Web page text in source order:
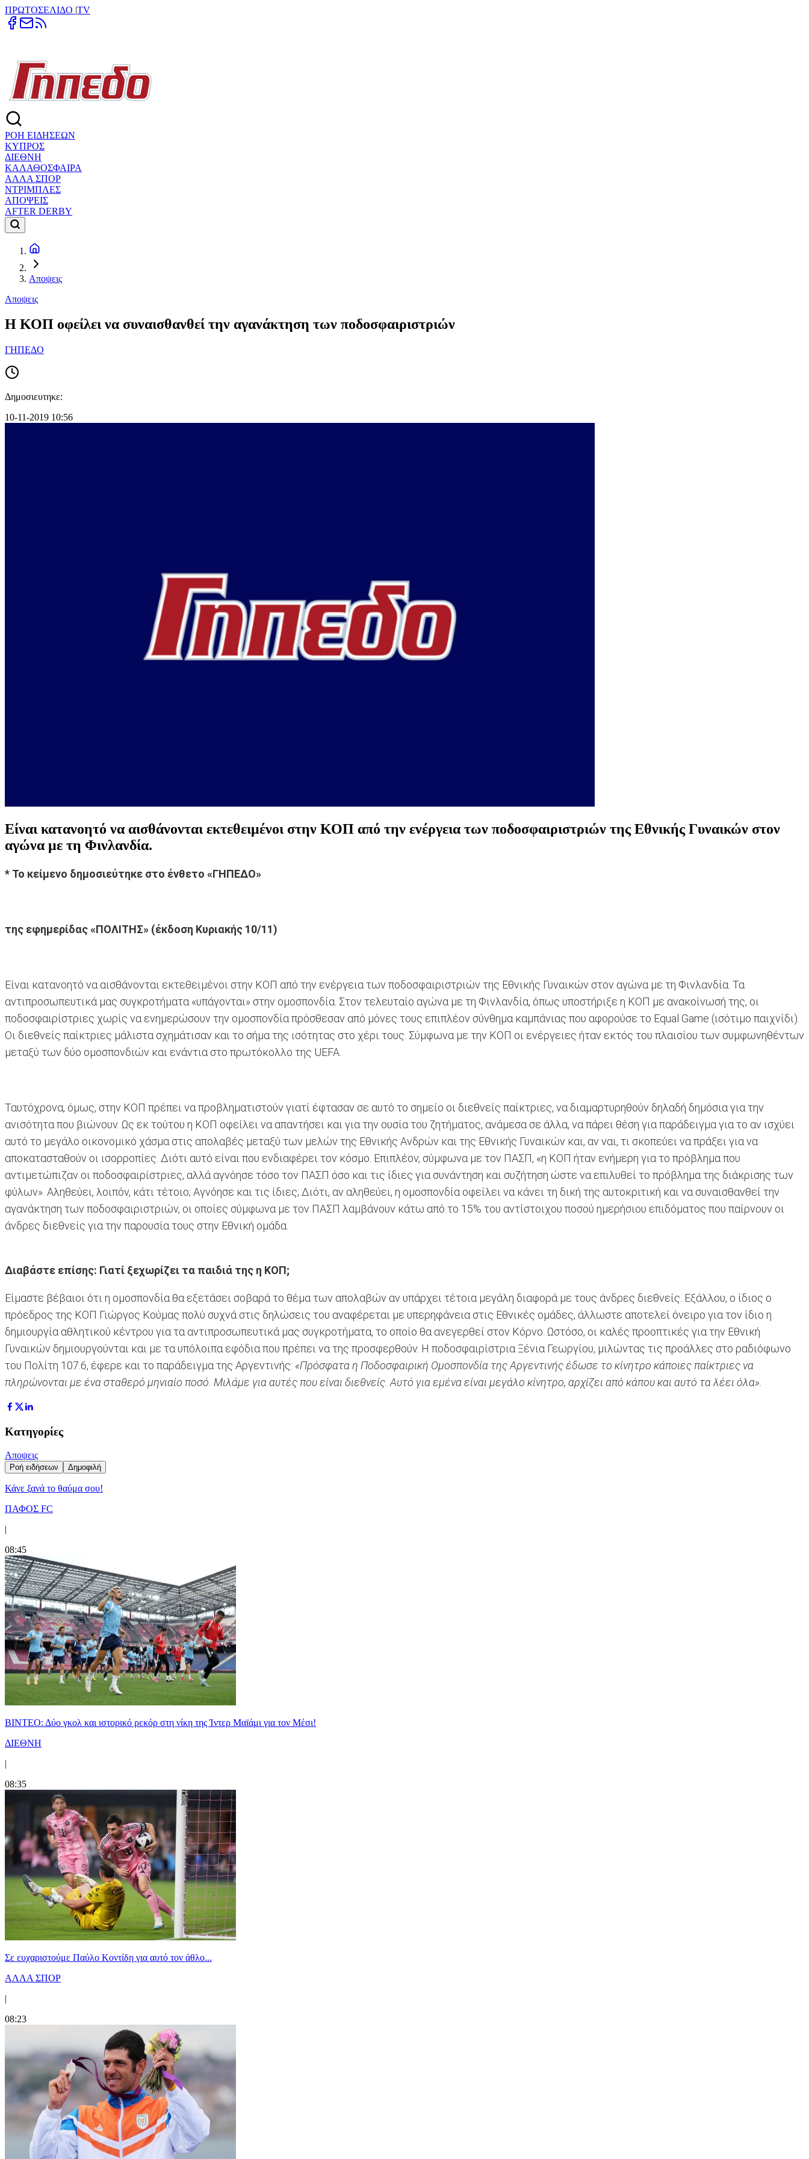
ΠΡΩΤΟΣΕΛΙΔΟ |TV
ΡΟΗ ΕΙΔΗΣΕΩΝ
ΚΥΠΡΟΣ
ΔΙΕΘΝΗ
ΚΑΛΑΘΟΣΦΑΙΡΑ
ΑΛΛΑ ΣΠΟΡ
ΝΤΡΙΜΠΛΕΣ
ΑΠΟΨΕΙΣ
AFTER DERBY
Αποψεις
Αποψεις
Η ΚΟΠ οφείλει να συναισθανθεί την αγανάκτηση των ποδοσφαιριστριών
ΓΗΠΕΔΟ
Δημοσιευτηκε:
10-11-2019 10:56
Είναι κατανοητό να αισθάνονται εκτεθειμένοι στην ΚΟΠ από την ενέργεια των ποδοσφαιριστριών της Εθνικής Γυναικών στον
αγώνα με τη Φινλανδία.
* Το κείμενο δημοσιεύτηκε στο ένθετο «ΓΗΠΕΔΟ»
της εφημερίδας «ΠΟΛΙΤΗΣ» (έκδοση Κυριακής 10/11)
Είναι κατανοητό να αισθάνονται εκτεθειμένοι στην ΚΟΠ από την ενέργεια των ποδοσφαιριστριών της Εθνικής Γυναικών στον αγώνα με τη Φινλανδία. Τα
αντιπροσωπευτικά μας συγκροτήματα «υπάγονται» στην ομοσπονδία. Στον τελευταίο αγώνα με τη Φινλανδία, όπως υποστήριξε η ΚΟΠ με ανακοίνωσή της, οι
ποδοσφαιρίστριες χωρίς να ενημερώσουν την ομοσπονδία πρόσθεσαν από μόνες τους επιπλέον σύνθημα καμπάνιας που αφορούσε το Equal Game (ισότιμο παιχνίδι).
Οι διεθνείς παίκτριες μάλιστα σχημάτισαν και το σήμα της ισότητας στο χέρι τους. Σύμφωνα με την ΚΟΠ οι ενέργειες ήταν εκτός του πλαισίου των συμφωνηθέντων
μεταξύ των δύο ομοσπονδιών και ενάντια στο πρωτόκολλο της UEFA.
Ταυτόχρονα, όμως, στην ΚΟΠ πρέπει να προβληματιστούν γιατί έφτασαν σε αυτό το σημείο οι διεθνείς παίκτριες, να διαμαρτυρηθούν δηλαδή δημόσια για την
ανισότητα που βιώνουν. Ως εκ τούτου η ΚΟΠ οφείλει να απαντήσει και για την ουσία του ζητήματος, ανάμεσα σε άλλα, να πάρει θέση για παράδειγμα για το αν ισχύει
αυτό το μεγάλο οικονομικό χάσμα στις απολαβές μεταξύ των μελών της Εθνικής Ανδρών και της Εθνικής Γυναικών και, αν ναι, τι σκοπεύει να πράξει για να
αποκατασταθούν οι ισορροπίες. Διότι αυτό είναι που ενδιαφέρει τον κόσμο. Επιπλέον, σύμφωνα με τον ΠΑΣΠ, «η ΚΟΠ ήταν ενήμερη για το πρόβλημα που
αντιμετώπιζαν οι ποδοσφαιρίστριες, αλλά αγνόησε τόσο τον ΠΑΣΠ όσο και τις ίδιες για συνάντηση και συζήτηση ώστε να επιλυθεί το πρόβλημα της διάκρισης των
φύλων». Αληθεύει, λοιπόν, κάτι τέτοιο; Αγνόησε και τις ίδιες; Διότι, αν αληθεύει, η ομοσπονδία οφείλει να κάνει τη δική της αυτοκριτική και να συναισθανθεί την
αγανάκτηση των ποδοσφαιριστριών, οι οποίες σύμφωνα με τον ΠΑΣΠ λαμβάνουν κάτω από το 15% του αντίστοιχου ποσού ημερήσιου επιδόματος που παίρνουν οι
άνδρες διεθνείς για την παρουσία τους στην Εθνική ομάδα.
Διαβάστε επίσης: Γιατί ξεχωρίζει τα παιδιά της η ΚΟΠ;
Είμαστε βέβαιοι ότι η ομοσπονδία θα εξετάσει σοβαρά το θέμα των απολαβών αν υπάρχει τέτοια μεγάλη διαφορά με τους άνδρες διεθνείς. Εξάλλου, ο ίδιος ο
πρόεδρος της ΚΟΠ Γιώργος Κούμας πολύ συχνά στις δηλώσεις του αναφέρεται με υπερηφάνεια στις Εθνικές ομάδες, άλλωστε αποτελεί όνειρο για τον ίδιο η
δημιουργία αθλητικού κέντρου για τα αντιπροσωπευτικά μας συγκροτήματα, το οποίο θα ανεγερθεί στον Κόρνο. Ωστόσο, οι καλές προοπτικές για την Εθνική
Γυναικών δημιουργούνται και με τα υπόλοιπα εφόδια που πρέπει να της προσφερθούν. Η ποδοσφαιρίστρια Ξένια Γεωργίου, μιλώντας τις προάλλες στο ραδιόφωνο
του Πολίτη 107.6, έφερε και το παράδειγμα της Αργεντινής: «Πρόσφατα η Ποδοσφαιρική Ομοσπονδία της Αργεντινής έδωσε το κίνητρο κάποιες παίκτριες να
πληρώνονται με ένα σταθερό μηνιαίο ποσό. Μιλάμε για αυτές που είναι διεθνείς. Αυτό για εμένα είναι μεγάλο κίνητρο, αρχίζει από κάπου και αυτό τα λέει όλα».
Κατηγορίες
Αποψεις
Ροή ειδήσεων Δημοφιλή
Κάνε ξανά το θαύμα σου!
ΠΑΦΟΣ FC
|
08:45
ΒΙΝΤΕΟ: Δύο γκολ και ιστορικό ρεκόρ στη νίκη της Ίντερ Μαϊάμι για τον Μέσι!
ΔΙΕΘΝΗ
|
08:35
Σε ευχαριστούμε Παύλο Κοντίδη για αυτό τον άθλο...
ΑΛΛΑ ΣΠΟΡ
|
08:23